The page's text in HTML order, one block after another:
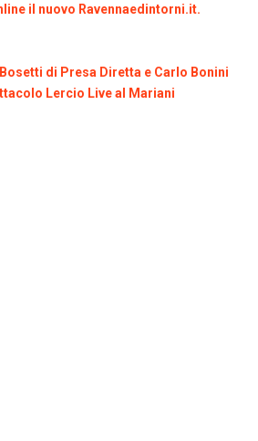
il nuovo Ravennaedintorni.it.
di Presa Diretta e Carlo Bonini
Lercio Live al Mariani